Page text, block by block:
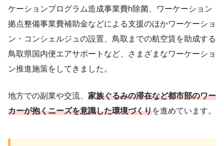
ケーションプログラム造成事業費h除菌、ワーケーション
拠点整備事業費補助金などによる支援のほかワーケーショ
ン・コンシェルジュの設置、鳥取までの航空賃を助成する
鳥取県国内便エアサポートなど、さまざまなワーケーショ
ン推進施策をしてきました。
地方での副業や交流、 家族ぐるみの滞在など都市部のワー
カーが抱くニーズを意識した環境づくりを進めています。